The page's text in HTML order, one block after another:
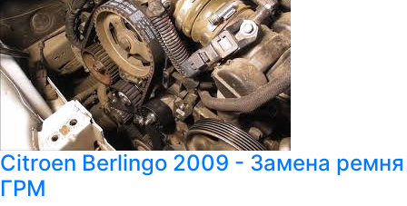
Citroen Berlingo 2009 - Замена ремня
ГРМ